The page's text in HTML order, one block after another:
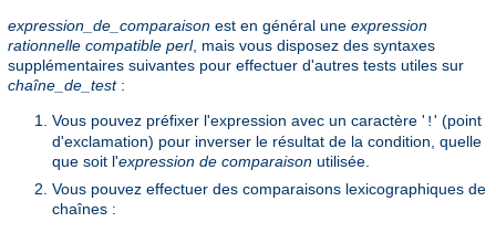
expression_de_comparaison est en général une expression
rationnelle compatible perl, mais vous disposez des syntaxes
supplémentaires suivantes pour effectuer d'autres tests utiles sur
chaîne_de_test:
Vous pouvez préfixer l'expression avec un caractère ' !' (point
d'exclamation) pour inverser le résultat de la condition, quelle
que soit l'expression de comparaison utilisée.
Vous pouvez effectuer des comparaisons lexicographiques de
chaînes :